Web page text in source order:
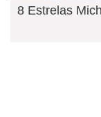
8 Estrelas